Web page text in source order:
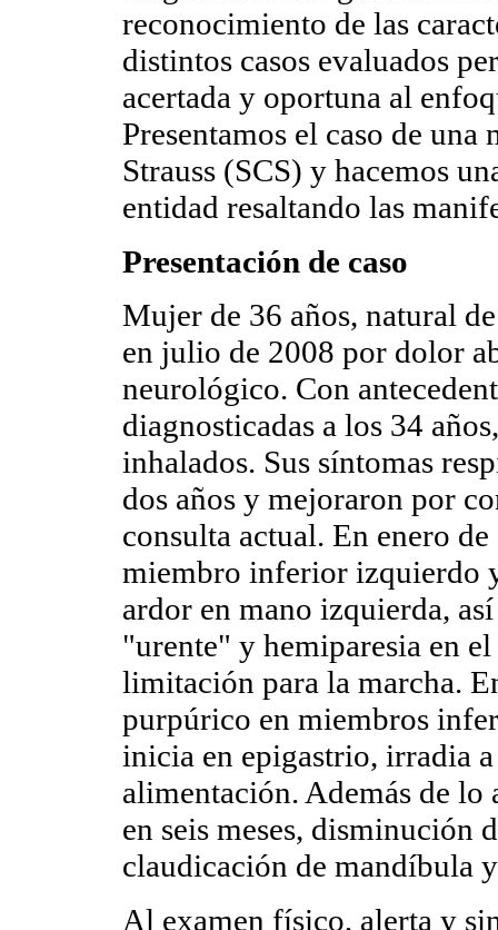
reconocimiento de las
distintos casos evaluados
acertada y oportuna al
Presentamos el caso de
Strauss (SCS) y hacemos
entidad resaltando las
Presentación de caso
Mujer de 36 años, natural
en julio de 2008 por dolor
neurológico. Con
diagnosticadas a los 34
inhalados. Sus síntomas
dos años y mejoraron por
consulta actual. En enero
miembro inferior izquierdo
ardor en mano izquierda,
"urente" y hemiparesia en
limitación para la marcha.
purpúrico en miembros
inicia en epigastrio, irradia
alimentación. Además de lo
en seis meses, disminución
claudicación de mandíbula
Al examen físico, alerta y